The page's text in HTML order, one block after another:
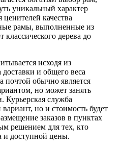
уникальный характер
качества
рамы, выполненные из
классического дерева до
исходя из
и общего веса
почтой обычно является
но может занять
Курьерская служба
но и стоимость будет
заказов в пунктах
решением для тех, кто
и доступной цены.